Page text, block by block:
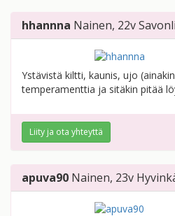
hhannna Nainen, 22v
Ystävistä kiltti, kaunis, ujo
temperamenttia ja sitäkin pitää
Liity ja ota yhteyttä
apuva90 Nainen, 23v